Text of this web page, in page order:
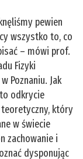
pewien
wszystko to, co
– mówi prof.
Fizyki
Poznaniu. Jak
odkrycie
który
w świecie
zachowanie i
dysponując